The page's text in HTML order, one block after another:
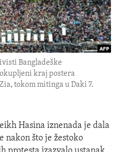
Bangladeške
kraj postera
tokom mitinga u Daki 7.
Hasina iznenada je dala
nakon što je žestoko